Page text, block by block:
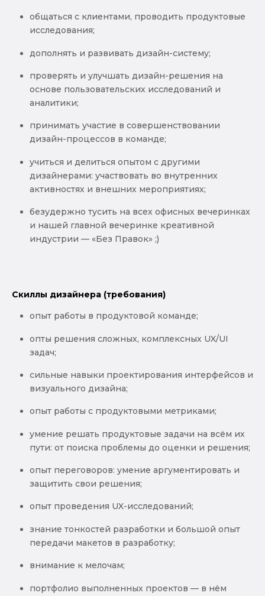
общаться с клиентами, проводить продуктовые
исследования;
дополнять и развивать дизайн-систему;
проверять и улучшать дизайн-решения на
основе пользовательских исследований и
аналитики;
принимать участие в совершенствовании
дизайн-процессов в команде;
учиться и делиться опытом с другими
дизайнерами: участвовать во внутренних
активностях и внешних мероприятиях;
безудержно тусить на всех офисных вечеринках
и нашей главной вечеринке креативной
индустрии — «Без Правок» ;)
Скиллы дизайнера (требования)
опыт работы в продуктовой команде;
опты решения сложных, комплексных UX/UI
задач;
сильные навыки проектирования интерфейсов и
визуального дизайна;
опыт работы с продуктовыми метриками;
умение решать продуктовые задачи на всём их
пути: от поиска проблемы до оценки и решения;
опыт переговоров: умение аргументировать и
защитить свои решения;
опыт проведения UX-исследований;
знание тонкостей разработки и большой опыт
передачи макетов в разработку;
внимание к мелочам;
портфолио выполненных проектов — в нём